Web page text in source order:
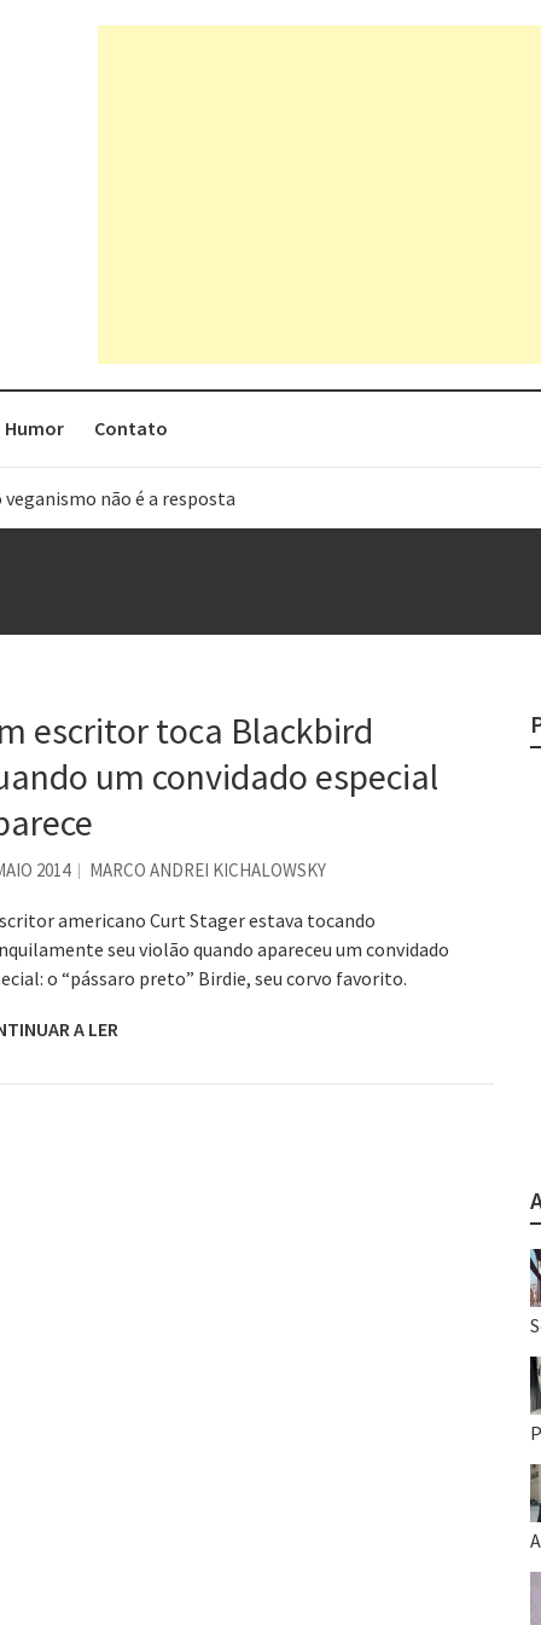
Humor Contato
veganismo não é a resposta
escritor toca Blackbird
um convidado especial
2014 MARCO ANDREI KICHALOWSKY
americano Curt Stager estava tocando
seu violão quando apareceu um convidado
o “pássaro preto” Birdie, seu corvo favorito.
A LER